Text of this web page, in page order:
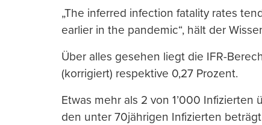
„The inferred infection fatality rates
earlier in the pandemic“, hält der
Über alles gesehen liegt die IFR-
(korrigiert) respektive 0,27 Prozent.
Etwas mehr als 2 von 1’000
den unter 70jährigen Infizierten